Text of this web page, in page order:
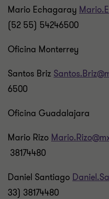
Mario Echagaray
(52 55) 54246500
Oficina Monterrey
Santos Briz
6500
Oficina Guadalajara
Mario Rizo
38174480
Daniel Santiago
33) 38174480